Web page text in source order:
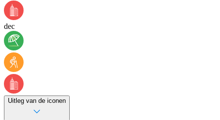
dec
Uitleg van de iconen